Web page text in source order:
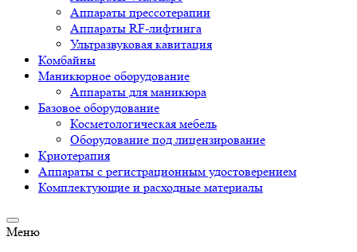
Аппараты прессотерапии
Аппараты RF-лифтинга
Ультразвуковая кавитация
Комбайны
Маникюрное оборудование
Аппараты для маникюра
Базовое оборудование
Косметологическая мебель
Оборудование под лицензирование
Криотерапия
Аппараты c регистрационным удостоверением
Комплектующие и расходные материалы
Меню